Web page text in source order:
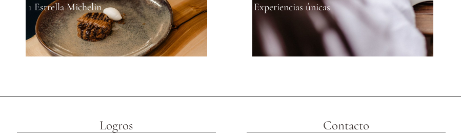
1 Estrella Michelin Experiencias únicas
Logros Contacto